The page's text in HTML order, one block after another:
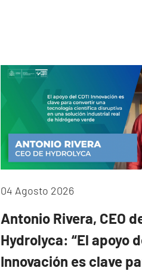
04 Agosto 2026
Antonio Rivera, CEO
Hydrolyca: “El apoyo
Innovación es clave